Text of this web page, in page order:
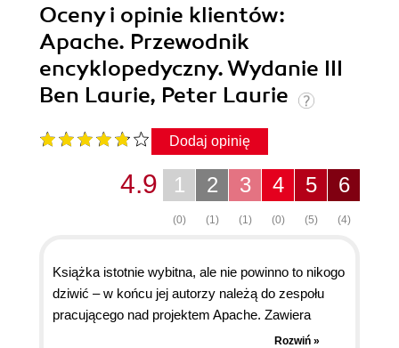
Oceny i opinie klientów:
Apache. Przewodnik
encyklopedyczny. Wydanie III
Ben Laurie, Peter Laurie
Dodaj opinię
6
(4)
5
(5)
4
(0)
3
(1)
2
(1)
1
(0)
4.9
Książka istotnie wybitna, ale nie powinno to nikogo
dziwić – w końcu jej autorzy należą do zespołu
pracującego nad projektem Apache. Zawiera
mnóstwo praktycznych porad dla administratorów
Rozwiń »